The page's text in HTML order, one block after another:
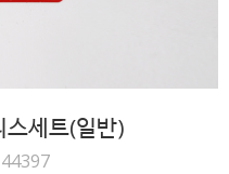
세트(일반)